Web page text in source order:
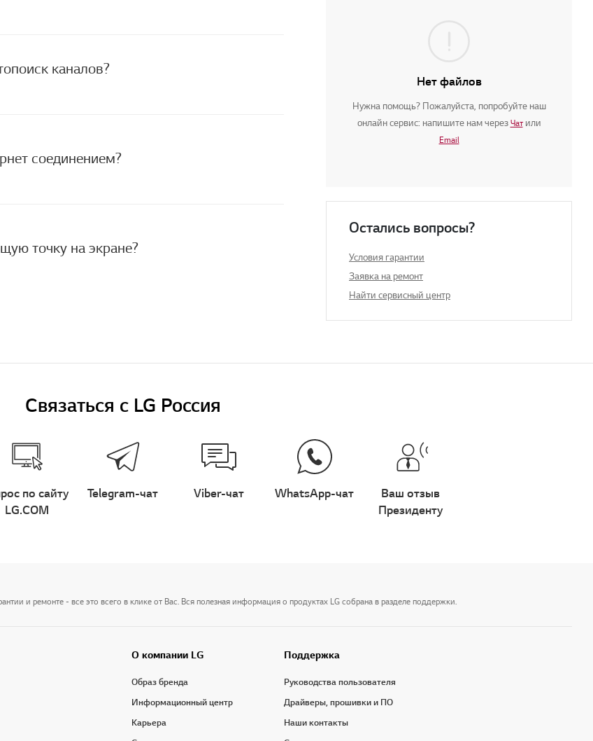
каналов?
соединением?
точку на экране?
Нет файлов
Нужна помощь? Пожалуйста, попробуйте наш
онлайн сервис: напишите нам черезЧатили
Email
Остались вопросы?
Условия гарантии
Заявка на ремонт
Найти сервисный центр
Связаться с LG Россия
по сайту
LG.COM
Telegram-чат Viber-чат WhatsApp-чат
Ваш отзыв
Президенту
и ремонте - все это всего в клике от Вас. Вся полезная информация о продуктах LG собрана в разделе поддержки.
О компании LG
Образ бренда
Информационный центр
Карьера
Поддержка
Руководства пользователя
Драйверы, прошивки и ПО
Наши контакты